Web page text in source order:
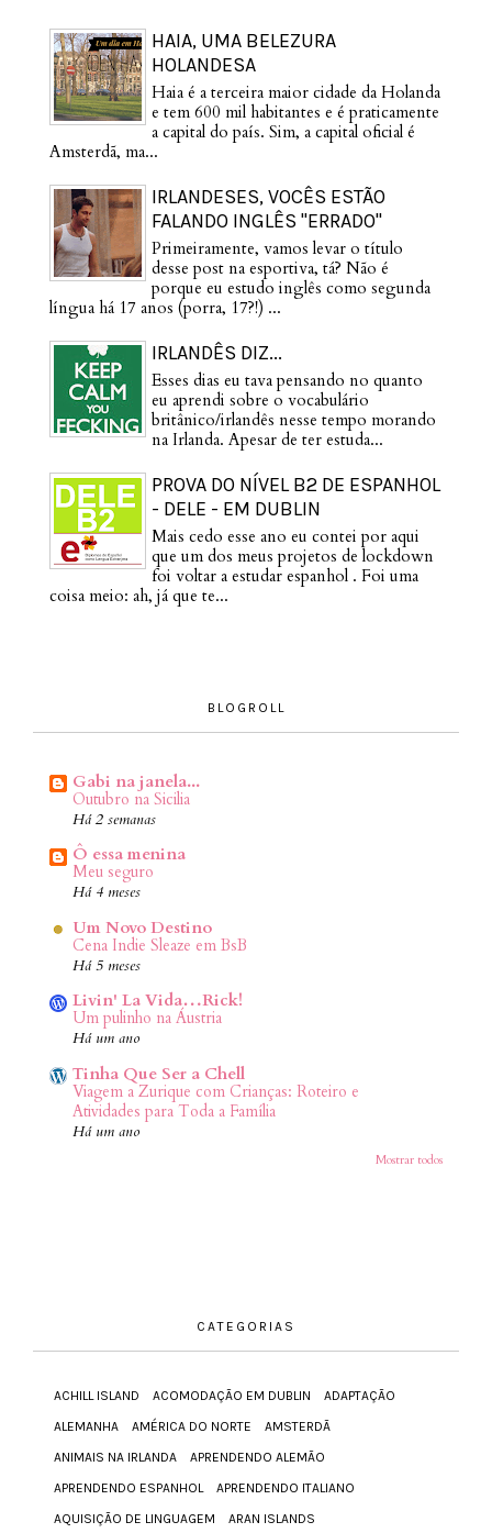
HAIA, UMA BELEZURA
HOLANDESA
Haia é a terceira maior cidade da Holanda
e tem 600 mil habitantes e é praticamente
a capital do país. Sim, a capital oficial é
Amsterdã, ma...
IRLANDESES, VOCÊS ESTÃO
FALANDO INGLÊS "ERRADO"
Primeiramente, vamos levar o título
desse post na esportiva, tá? Não é
porque eu estudo inglês como segunda
língua há 17 anos (porra, 17?!) ...
IRLANDÊS DIZ...
Esses dias eu tava pensando no quanto
eu aprendi sobre o vocabulário
britânico/irlandês nesse tempo morando
na Irlanda. Apesar de ter estuda...
PROVA DO NÍVEL B2 DE ESPANHOL
- DELE - EM DUBLIN
Mais cedo esse ano eu contei por aqui
que um dos meus projetos de lockdown
foi voltar a estudar espanhol . Foi uma
coisa meio: ah, já que te...
BLOGROLL
Gabi na janela...
Outubro na Sicilia
Há 2 semanas
Ô essa menina
Meu seguro
Há 4 meses
Um Novo Destino
Cena Indie Sleaze em BsB
Há 5 meses
Livin' La Vida…Rick!
Um pulinho na Áustria
Há um ano
Tinha Que Ser a Chell
Viagem a Zurique com Crianças: Roteiro e
Atividades para Toda a Família
Há um ano
Mostrar todos
CATEGORIAS
ACHILL ISLAND ACOMODAÇÃO EM DUBLIN
ADAPTAÇÃO
ALEMANHA
AMÉRICA DO NORTE
AMSTERDÃ
ANIMAIS NA IRLANDA
APRENDENDO ALEMÃO
APRENDENDO ESPANHOL
APRENDENDO ITALIANO
AQUISIÇÃO DE LINGUAGEM
ARAN ISLANDS